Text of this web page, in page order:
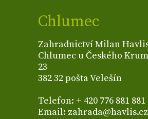
Chlumec
Zahradnictví Milan
Chlumec u Českého
23
382 32 pošta Velešín
Telefon: + 420 776 881 881
Email: zahrada@havlis.cz